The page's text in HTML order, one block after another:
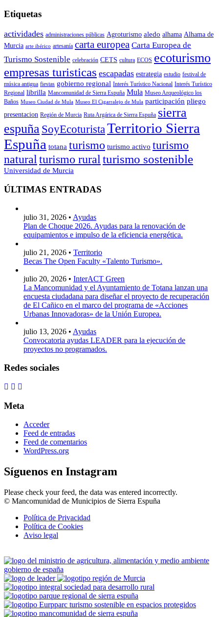
Etiquetas
actividades administraciones públicas Agroturismo aledo alhama Alhama de
Murcia arte ibérico artesanía carta europea Carta Europea de
Turismo Sostenible celebración CETS cultura ECOS ecoturismo
empresas turisticas escapadas estrategia estudio festival de
música antigua fiestas gobierno regional Interés Turístico Nacional Interés Turístico
Regional librilla Mancomunidad de Sierra Espuña Mula Museo Arqueológico los
Baños Museo Ciudad de Mula Museo El Cigarralejo de Mula participación pliego
presentacion Región de Murcia Ruta Argárica de Sierra Espuña sierra
espuña SoyEcoturistaTerritorio Sierra
Espuña totana turismo turismo activo turismo
natural turismo rural turismo sostenible
Universidad de Murcia
ÚLTIMAS ENTRADAS
julio 31, 2026 • Ayudas
Plan de Choque 2026. Ayudas para la renovación de
equipamientos e impulso de la eficiencia energética.
julio 21, 2026 • Territorio
Becas The Open Faculty «Talento Turismo».
julio 20, 2026 • InterACT Green
La Mancomunidad y el Ayuntamiento de Totana lanzan una
encuesta ciudadana para diseñar el proyecto de recuperación
de El Cañico en el marco del programa de «Acciones
Urbanas Innovadoras» de la Unión Europea.
julio 13, 2026 • Ayudas
Convocatoria ayudas LEADER para la ejecución de
proyectos no programados.
Redes sociales
Meta
Acceder
Feed de entradas
Feed de comentarios
WordPress.org
Síguenos en Instagram
Please check your feed, the data was entered incorrectly.
© Mancomunidad de Municipios de Sierra Espuña
Política de Privacidad
Política de Cookies
Aviso legal